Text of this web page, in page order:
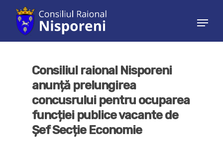
Consiliul raional Nisporeni
anunță prelungirea
concusrului pentru ocuparea
funcției publice vacante de
Șef Secție Economie